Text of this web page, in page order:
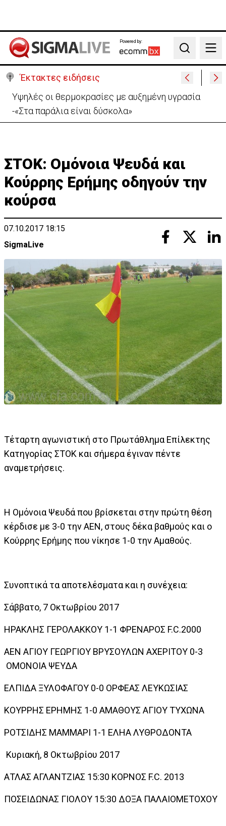
Powered by:
Search
Έκτακτες ειδήσεις
Υψηλές οι θερμοκρασίες με αυξημένη υγρασία
-«Στα παράλια είναι δύσκολα»
ΣΤΟΚ: Ομόνοια Ψευδά και
Κούρρης Ερήμης οδηγούν την
κούρσα
07.10.2017 18:15
SigmaLive
Τέταρτη αγωνιστική στο Πρωτάθλημα Επίλεκτης
Κατηγορίας ΣΤΟΚ και σήμερα έγιναν πέντε
αναμετρήσεις.
Η Ομόνοια Ψευδά που βρίσκεται στην πρώτη θέση
κέρδισε με 3-0 την ΑΕΝ, στους δέκα βαθμούς και ο
Κούρρης Ερήμης που νίκησε 1-0 την Αμαθούς.
Συνοπτικά τα αποτελέσματα και η συνέχεια:
Σάββατο, 7 Οκτωβρίου 2017
ΗΡΑΚΛΗΣ ΓΕΡΟΛΑΚΚΟΥ 1-1 ΦΡΕΝΑΡΟΣ F.C.2000
ΑΕΝ ΑΓΙΟΥ ΓΕΩΡΓΙΟΥ ΒΡΥΣΟΥΛΩΝ ΑΧΕΡΙΤΟΥ 0-3
ΟΜΟΝΟΙΑ ΨΕΥΔΑ
ΕΛΠΙΔΑ ΞΥΛΟΦΑΓΟΥ 0-0 ΟΡΦΕΑΣ ΛΕΥΚΩΣΙΑΣ
ΚΟΥΡΡΗΣ ΕΡΗΜΗΣ 1-0 ΑΜΑΘΟΥΣ ΑΓΙΟΥ ΤΥΧΩΝΑ
ΡΟΤΣΙΔΗΣ ΜΑΜΜΑΡΙ 1-1 ΕΛΗΑ ΛΥΘΡΟΔΟΝΤΑ
Κυριακή, 8 Οκτωβρίου 2017
ΑΤΛΑΣ ΑΓΛΑΝΤΖΙΑΣ 15:30 ΚΟΡΝΟΣ F.C. 2013
ΠΟΣΕΙΔΩΝΑΣ ΓΙΟΛΟΥ 15:30 ΔΟΞΑ ΠΑΛΑΙΟΜΕΤΟΧΟΥ